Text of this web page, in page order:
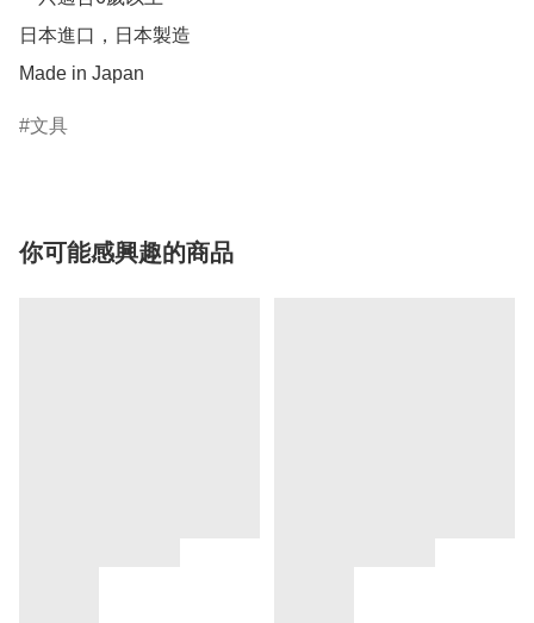
日本進口，日本製造
Made in Japan
文具
你可能感興趣的商品